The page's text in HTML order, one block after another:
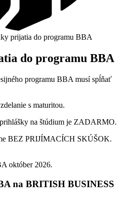
do programu BBA
programu BBA musí spĺňať
s maturitou.
na štúdium je ZADARMO.
BEZ PRIJÍMACÍCH SKÚŠOK.
október 2026.
na BRITISH BUSINESS